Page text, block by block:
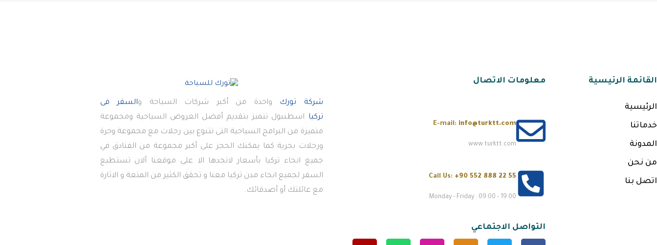
القائمة الرئيسية
الرئيسية
خدماتنا
المدونة
من نحن
اتصل بنا
معلومات الاتصال
E-mail: info@turktt.com
www.turktt.com
Call Us: +90 552 888 22 55
Monday - Friday : 09:00 - 19:00
التواصل الاجتماعي
شركة تورك واحدة من أكبر شركات السياحة والسفر فى
تركيا اسطنبول تتميز بتقديم أفضل العروض السياحية ومجموعة
متميزة من البرامج السياحية التى تتنوع بين رحلات مع مجموعة وحرة
ورحلات بحرية كما يمكنك الحجز على أكبر مجموعة من الفنادق في
جميع انحاء تركيا بأسعار لاتجدها الا على موقعنا ألان تستطيع
السفر لجميع انحاء مدن تركيا معنا و تحقق الكثير من المتعة و الاثارة
مع عائلتك أو أصدقائك.